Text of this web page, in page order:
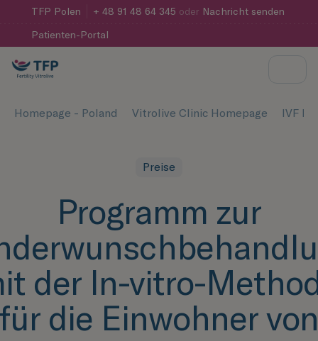
TFP Polen + 48 91 48 64 345 oder Nachricht senden
Patienten-Portal
Homepage - Poland Vitrolive Clinic Homepage IVF
Preise
Programm zur
der In-vitro-
für die Einwohner von